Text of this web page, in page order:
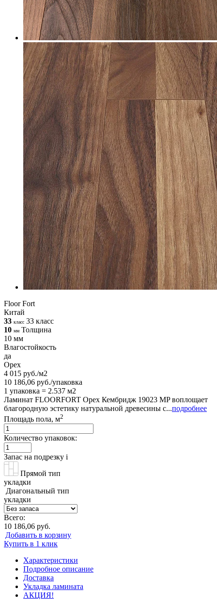
Floor Fort
Китай
33 класс 33 класс
10 мм Толщина
10 мм
Влагостойкость
да
Орех
4 015 руб./м2
10 186,06 руб./упаковка
1 упаковка = 2.537 м2
Ламинат FLOORFORT Орех Кембридж 19023 MP воплощает
благородную эстетику натуральной древесины с...подробнее
Площадь пола, м2
Количество упаковок:
Запас на подрезку i
Прямой тип
укладки
Диагональный тип
укладки
Всего:
10 186,06 руб.
Добавить в корзину
Купить в 1 клик
Характеристики
Подробное описание
Доставка
Укладка ламината
АКЦИЯ!